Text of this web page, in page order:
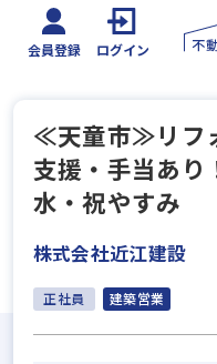
会員登録 ログイン
≪天童市≫リフ
支援・手当あり
水・祝やすみ
株式会社近江建設
正社員 建築営業